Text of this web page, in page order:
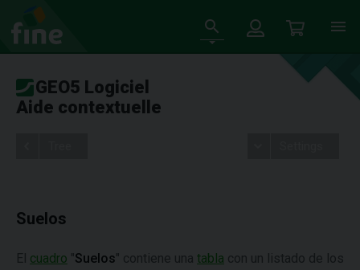
GEO5 Logiciel
Aide contextuelle
Suelos
El cuadro "Suelos" contiene una tabla con un listado de los